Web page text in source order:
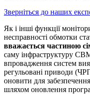
Зверніться до наших
Як і інші функції
несправності обмотки
вважається частиною
саму інфраструктуру
впровадження систем
регульовані приводи
оновити для
шляхом оновлення